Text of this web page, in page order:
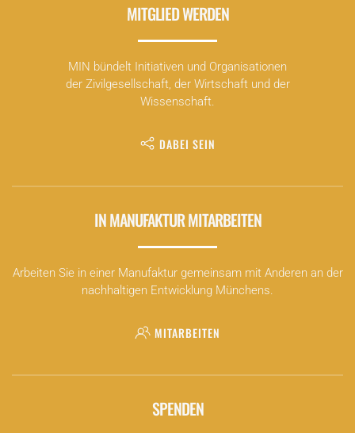
MITGLIED WERDEN
MIN bündelt Initiativen und Organisationen
der Zivilgesellschaft, der Wirtschaft und der
Wissenschaft.
DABEI SEIN
IN MANUFAKTUR MITARBEITEN
Arbeiten Sie in einer Manufaktur gemeinsam mit Anderen an der
nachhaltigen Entwicklung Münchens.
MITARBEITEN
SPENDEN